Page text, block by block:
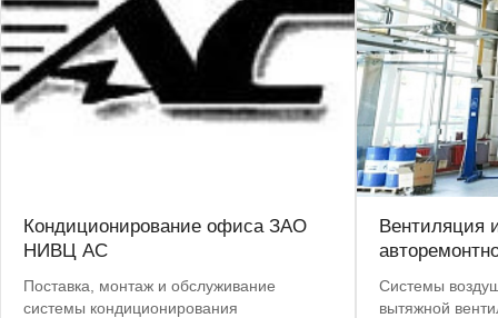
Кондиционирование офиса ЗАО
НИВЦ АС
Поставка, монтаж и обслуживание
системы кондиционирования
Вентиляция
Системы
вытяжной